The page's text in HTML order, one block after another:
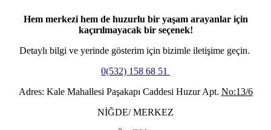
Hem merkezi hem de huzurlu bir yaşam arayanlar için
kaçırılmayacak bir seçenek!
Detaylı bilgi ve yerinde gösterim için bizimle iletişime geçin.
0(532) 158 68 51
Adres: Kale Mahallesi Paşakapı Caddesi Huzur Apt. No:13/6
NİĞDE/ MERKEZ